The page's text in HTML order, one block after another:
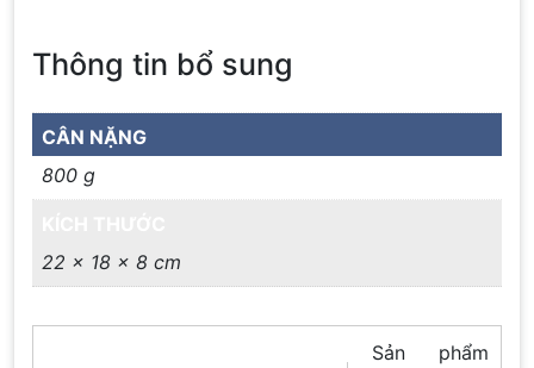
Thông tin bổ sung
CÂN NẶNG
800 g
22 × 18 × 8 cm
Sản phẩm